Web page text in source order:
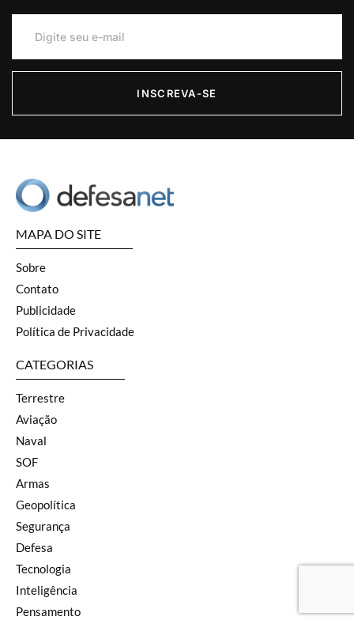
INSCREVA-SE
MAPA DO SITE
Sobre
Contato
Publicidade
Política de Privacidade
CATEGORIAS
Terrestre
Aviação
Naval
SOF
Armas
Geopolítica
Segurança
Defesa
Tecnologia
Inteligência
Pensamento